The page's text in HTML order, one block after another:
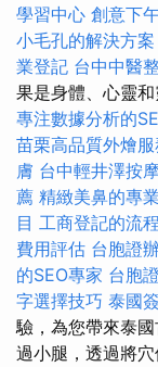
學習中心 創意下
小毛孔的解決方
業登記 台中中醫
果是身體、心靈
專注數據分析的
苗栗高品質外燴服
膚 台中輕井澤按
薦 精緻美鼻的專
目 工商登記的流
費用評估 台胞證
的SEO專家 台胞
字選擇技巧 泰國
驗，為您帶來泰
過小腿，透過將